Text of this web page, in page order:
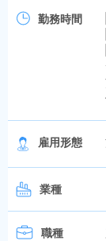
勤務時間
雇用形態
業種
職種